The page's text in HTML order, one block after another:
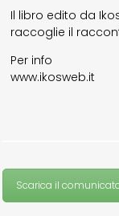
Il libro edito da
raccoglie il
Per info
www.ikosweb.it
Scarica il